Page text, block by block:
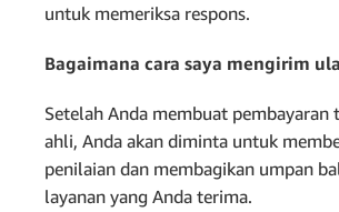
untuk memeriksa respons.
Bagaimana cara saya mengirim
Setelah Anda membuat pembayaran
ahli, Anda akan diminta untuk
penilaian dan membagikan umpan
layanan yang Anda terima.